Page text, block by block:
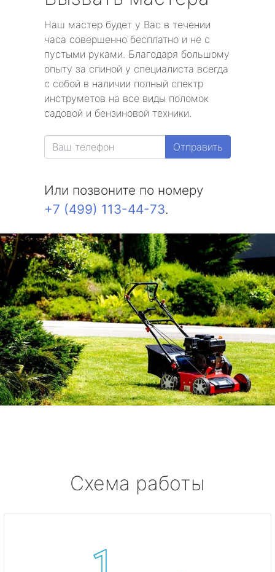
Наш мастер будет у Вас в течении
часа совершенно бесплатно и не с
пустыми руками. Благодаря большому
опыту за спиной у специалиста всегда
с собой в наличии полный спектр
инструметов на все виды поломок
садовой и бензиновой техники.
Отправить
Или позвоните по номеру
+7 (499) 113-44-73.
Схема работы